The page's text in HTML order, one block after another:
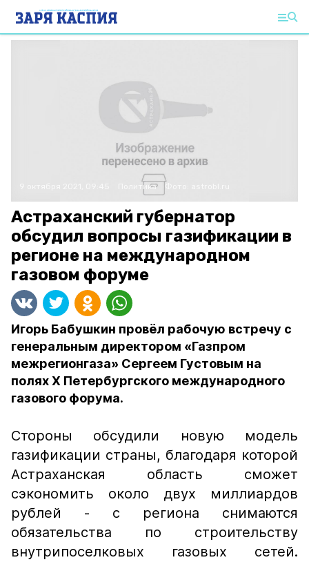
Политика
Астраханский губернатор
обсудил вопросы газификации в
регионе на международном
газовом форуме
Игорь Бабушкин провёл рабочую встречу с
генеральным директором «Газпром
межрегионгаза» Сергеем Густовым на
полях X Петербургского международного
газового форума.
Стороны обсудили новую модель
газификации страны, благодаря которой
Астраханская область сможет
сэкономить около двух миллиардов
рублей - с региона снимаются
обязательства по строительству
внутрипоселковых газовых сетей.